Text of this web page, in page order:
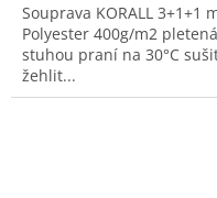
Souprava KORALL 3+1+1
Polyester 400g/m2
stuhou praní na 30°C
žehlit...